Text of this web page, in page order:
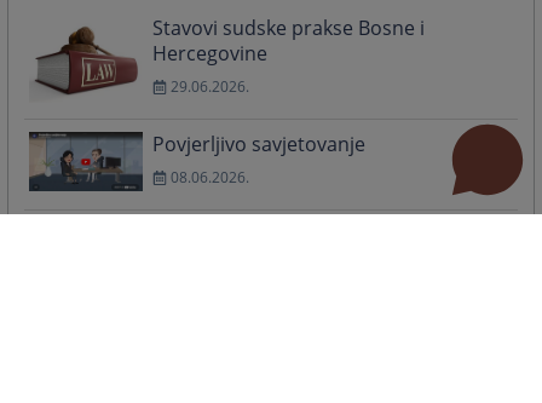
Stavovi sudske prakse Bosne i
Hercegovine
29.06.2026.
Povjerljivo savjetovanje
08.06.2026.